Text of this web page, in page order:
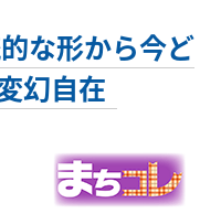
な形から今ど
幻自在